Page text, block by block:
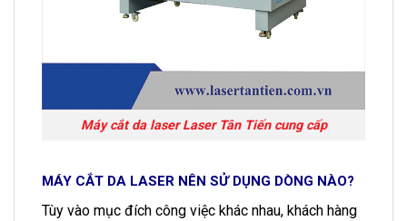
Máy cắt da laser Laser Tân Tiến cung cấp
MÁY CẮT DA LASER NÊN SỬ DỤNG DÒNG NÀO?
Tùy vào mục đích công việc khác nhau, khách hàng